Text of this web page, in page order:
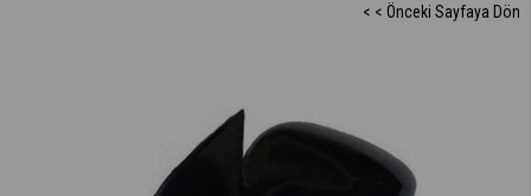
< < Önceki Sayfaya Dön